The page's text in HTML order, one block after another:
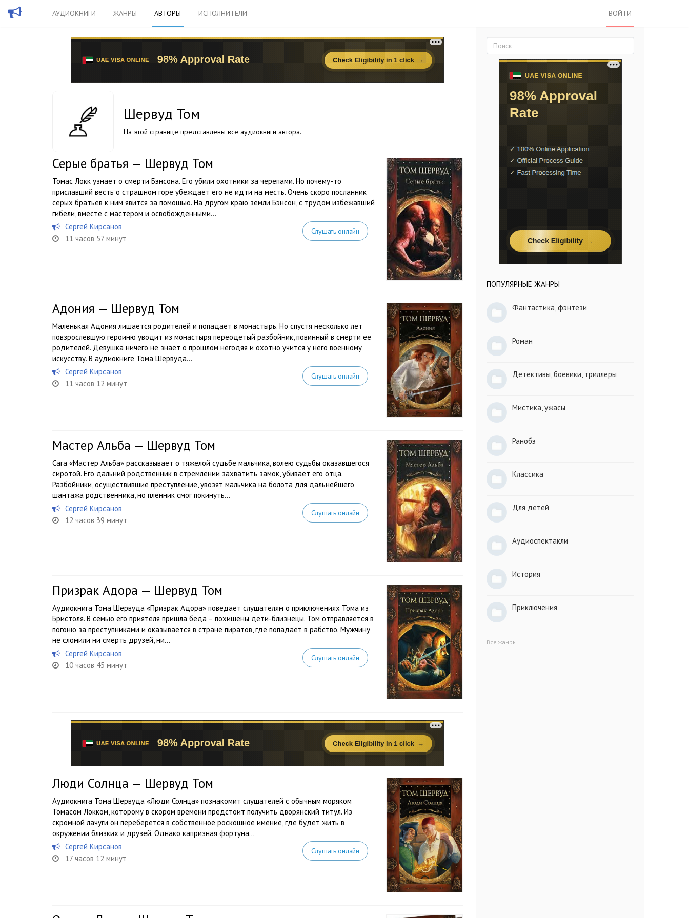
АУДИОКНИГИ ЖАНРЫ АВТОРЫ ИСПОЛНИТЕЛИ ВОЙТИ
Шервуд Том
На этой странице представлены все аудиокниги автора.
Серые братья — Шервуд Том
Томас Локк узнает о смерти Бэнсона. Его убили охотники за черепами. Но почему-то
приславший весть о страшном горе убеждает его не идти на месть. Очень скоро посланник
серых братьев к ним явится за помощью. На другом краю земли Бэнсон, с трудом избежавший
гибели, вместе с мастером и освобожденными...
Сергей Кирсанов
11 часов 57 минут
Слушать онлайн
Адония — Шервуд Том
Маленькая Адония лишается родителей и попадает в монастырь. Но спустя несколько лет
повзрослевшую героиню уводит из монастыря переодетый разбойник, повинный в смерти ее
родителей. Девушка ничего не знает о прошлом негодяя и охотно учится у него военному
искусству. В аудиокниге Тома Шервуда...
Сергей Кирсанов
11 часов 12 минут
Слушать онлайн
Мастер Альба — Шервуд Том
Сага «Мастер Альба» рассказывает о тяжелой судьбе мальчика, волею судьбы оказавшегося
сиротой. Его дальний родственник в стремлении захватить замок, убивает его отца.
Разбойники, осуществившие преступление, увозят мальчика на болота для дальнейшего
шантажа родственника, но пленник смог покинуть...
Сергей Кирсанов
12 часов 39 минут
Слушать онлайн
Призрак Адора — Шервуд Том
Аудиокнига Тома Шервуда «Призрак Адора» поведает слушателям о приключениях Тома из
Бристоля. В семью его приятеля пришла беда – похищены дети-близнецы. Том отправляется в
погоню за преступниками и оказывается в стране пиратов, где попадает в рабство. Мужчину
не сломили ни смерть друзей, ни...
Сергей Кирсанов
10 часов 45 минут
Слушать онлайн
Люди Солнца — Шервуд Том
Аудиокнига Тома Шервуда «Люди Солнца» познакомит слушателей с обычным моряком
Томасом Локком, которому в скором времени предстоит получить дворянский титул. Из
скромной лачуги он переберется в собственное роскошное имение, где будет жить в
окружении близких и друзей. Однако капризная фортуна...
Сергей Кирсанов
17 часов 12 минут
Слушать онлайн
ПОПУЛЯРНЫЕ ЖАНРЫ
Фантастика, фэнтези
Роман
Детективы, боевики, триллеры
Мистика, ужасы
Ранобэ
Классика
Для детей
Аудиоспектакли
История
Приключения
Все жанры